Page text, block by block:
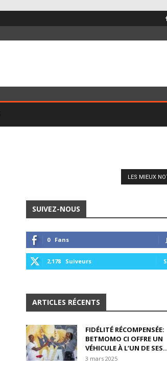
LES MIEUX
SUIVEZ-NOUS
0 Fans
2,178 Suiveurs
ARTICLES RÉCENTS
FIDÉLITÉ RÉCOMPENSÉE:
BETMOMO CI OFFRE UN
VÉHICULE À L’UN DE
3 mars 2025